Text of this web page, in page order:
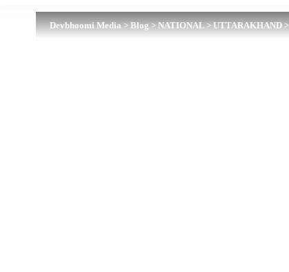
Devbhoomi Media>Blog>NATIONAL>UTTARAKHAND